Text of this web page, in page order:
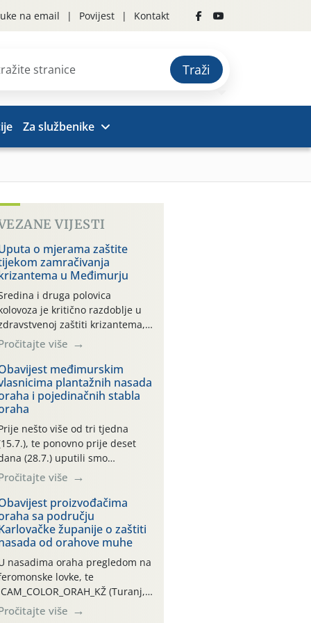
na email Povijest Kontakt
Traži
Za službenike
VIJESTI
o mjerama zaštite
zamračivanja
u Međimurju
i druga polovica
je kritično razdoblje u
zaštiti krizantema,
prije zamračivanja u proteklom
smo mjesecu tri puta upućivali
o preventivnim
zaštite krizantema od
uzročnika bolesti,
i fito-fagnih grinja (23.7.,
06.7.)! Na početku ovog
je zabilježeno je
i ekstremno vruće
razdoblje, uz
temperature […]
više
međimurskim
plantažnih nasada
i pojedinačnih stabla
nešto više od tri tjedna
te ponovno prije deset
(28.7.) uputili smo
vlasnicima plantažnih
nasada oraha i pojedinačnih
o početku leta i
potrebi usmjerenog
orahove muhe
completa)! Već
dana traje drugi
“toplinski udar”, koji
naročito izražen zadnja šest
(31.7.-05.8.), jer najviše
zraka svakodnevno
više
proizvođačima
sa području
županije o zaštiti
od orahove muhe
nasadima oraha pregledom na
lovke, te
CAM_COLOR_ORAH_KŽ (Turanj,
zabilježena je mala
više